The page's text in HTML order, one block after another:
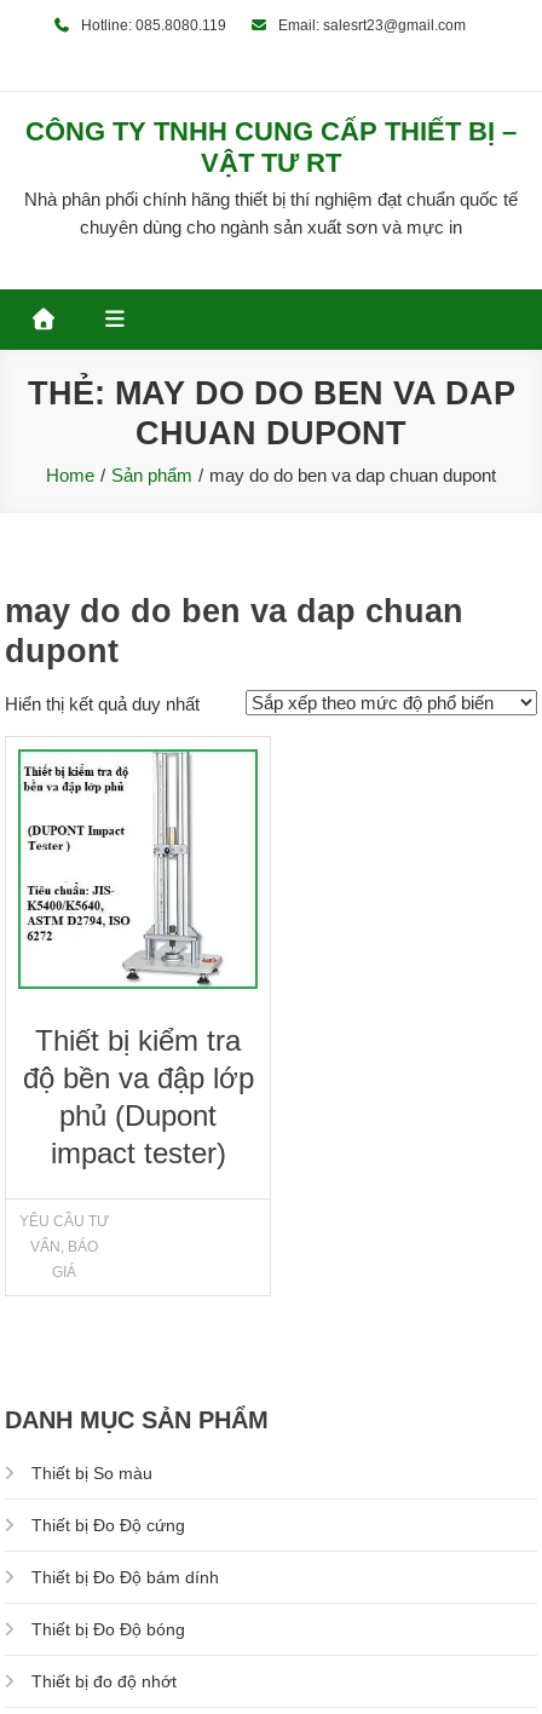
Hotline: 085.8080.119 Email: salesrt23@gmail.com
CÔNG TY TNHH CUNG CẤP THIẾT BỊ –
VẬT TƯ RT
Nhà phân phối chính hãng thiết bị thí nghiệm đạt chuẩn quốc tế
chuyên dùng cho ngành sản xuất sơn và mực in
THẺ: MAY DO DO BEN VA DAP
CHUAN DUPONT
Home Sản phẩm may do do ben va dap chuan dupont
may do do ben va dap chuan
dupont
Hiển thị kết quả duy nhất
Thiết bị kiểm tra
độ bền va đập lớp
phủ (Dupont
impact tester)
YÊU CẦU TƯ
VẤN, BÁO
GIÁ
DANH MỤC SẢN PHẨM
Thiết bị So màu
Thiết bị Đo Độ cứng
Thiết bị Đo Độ bám dính
Thiết bị Đo Độ bóng
Thiết bị đo độ nhớt